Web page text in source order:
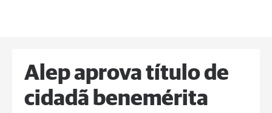
Alep aprova título de
cidadã benemérita